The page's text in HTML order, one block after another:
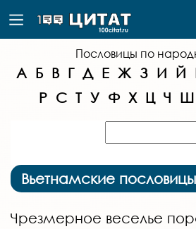
Пословицы по
А Б В Г Д Е Ж З И Й
Р С Т У Ф Х Ц Ч Ш
Вьетнамские
Чрезмерное веселье